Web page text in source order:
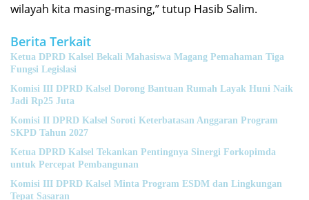
wilayah kita masing-masing,” tutup Hasib Salim.
Berita Terkait
Ketua DPRD Kalsel Bekali Mahasiswa Magang Pemahaman Tiga
Fungsi Legislasi
Komisi III DPRD Kalsel Dorong Bantuan Rumah Layak Huni Naik
Jadi Rp25 Juta
Komisi II DPRD Kalsel Soroti Keterbatasan Anggaran Program
SKPD Tahun 2027
Ketua DPRD Kalsel Tekankan Pentingnya Sinergi Forkopimda
untuk Percepat Pembangunan
Komisi III DPRD Kalsel Minta Program ESDM dan Lingkungan
Tepat Sasaran